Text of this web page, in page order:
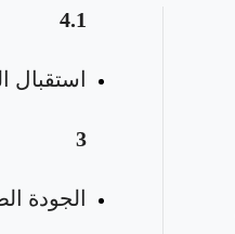
4.1
استقبال
3
الجودة